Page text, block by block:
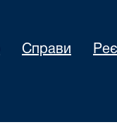
Справи